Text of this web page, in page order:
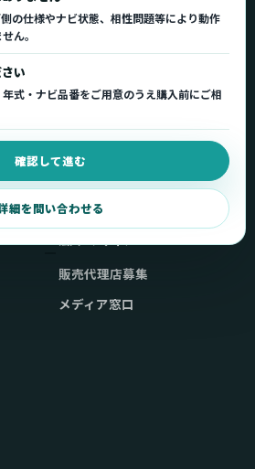
の仕様やナビ状態、相性問題等により動作
ん。
い
式・ナビ品番をご用意のうえ購入前にご相
確認して進む
細を問い合わせる
使い方ガイド
Q&A・症状別サポート
起動不良復旧サービス
販売代理店募集
メディア窓口